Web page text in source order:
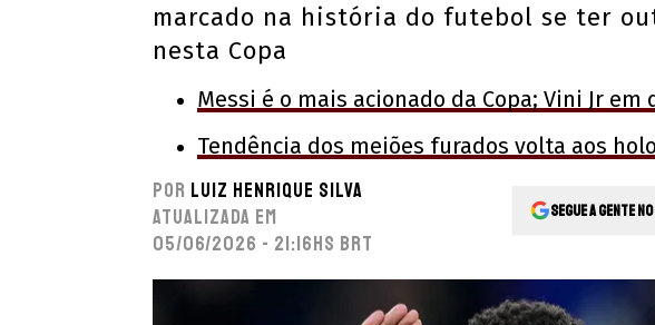
marcado na história do futebol se ter
nesta Copa
Messi é o mais acionado da Copa; Vini Jr em
Tendência dos meiões furados volta aos
Por Luiz Henrique Silva
Atualizada em
05/06/2026 - 21:16hs BRT
Segue a gente